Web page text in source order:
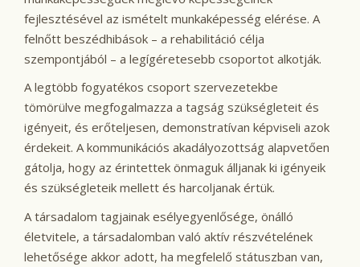
fejlesztésével az ismételt munkaképesség elérése. A
felnőtt beszédhibások – a rehabilitáció célja
szempontjából – a legígéretesebb csoportot alkotják.
A legtöbb fogyatékos csoport szervezetekbe
tömörülve megfogalmazza a tagság szükségleteit és
igényeit, és erőteljesen, demonstratívan képviseli azok
érdekeit. A kommunikációs akadályozottság alapvetően
gátolja, hogy az érintettek önmaguk álljanak ki igényeik
és szükségleteik mellett és harcoljanak értük.
A társadalom tagjainak esélyegyenlősége, önálló
életvitele, a társadalomban való aktív részvételének
lehetősége akkor adott, ha megfelelő státuszban van,